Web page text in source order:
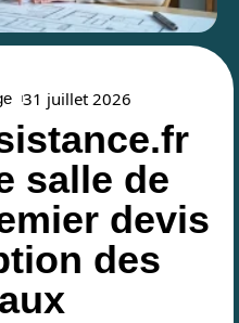
31 juillet 2026
salle de
devis
des